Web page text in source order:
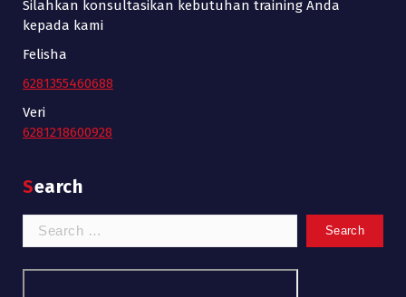
Silahkan konsultasikan kebutuhan training Anda
kepada kami
Felisha
6281355460688
Veri
6281218600928
Search
Search
for: